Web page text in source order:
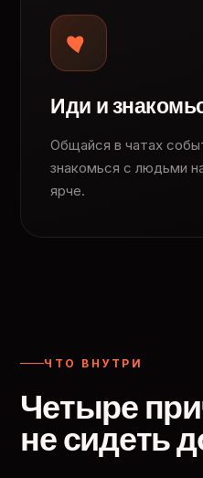
Иди и
Общайся в чатах
знакомься с людьми
ярче.
ЧТО ВНУТРИ
Четыре
не сидеть